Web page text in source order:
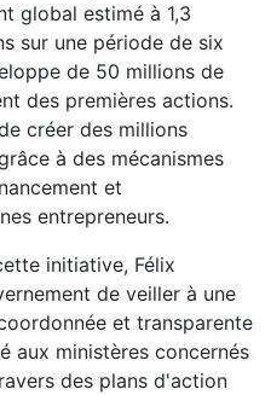
global estimé à 1,3
sur une période de six
de 50 millions de
des premières actions.
créer des millions
à des mécanismes
et
entrepreneurs.
initiative, Félix
de veiller à une
et transparente
aux ministères concernés
des plans d'action